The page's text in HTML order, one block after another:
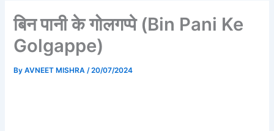
बिन पानी के गोलगप्पे (Bin Pani Ke
Golgappe)
ByAVNEET MISHRA/20/07/2024